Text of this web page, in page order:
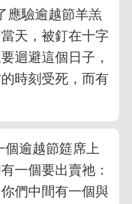
應驗逾越節羊羔
天，被釘在十字
迴避這個日子，
時刻受死，而有
個逾越節筵席上
一個要出賣祂：
們中間有一個與